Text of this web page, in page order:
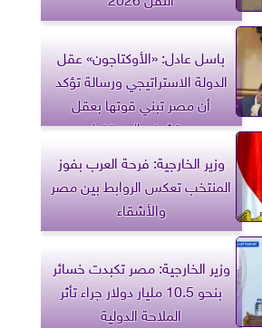
باسل عادل: «الأوكتاجون» عقل
الدولة الاستراتيجي ورسالة تؤكد
أن مصر تبني قوتها بعقل
يستشرف المستقبل
وزير الخارجية: فرحة العرب بفوز
المنتخب تعكس الروابط بين مصر
والأشقاء
وزير الخارجية: مصر تكبدت خسائر
بنحو 10.5 مليار دولار جراء تأثر
الملاحة الدولية